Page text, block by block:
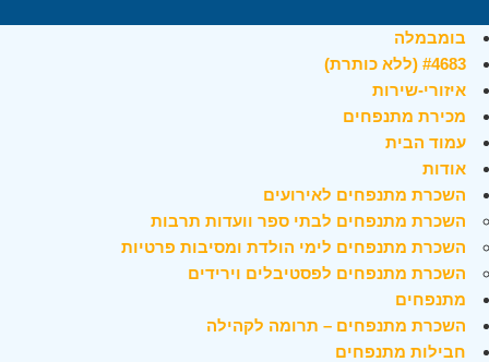
בומבמלה
#4683 (ללא כותרת)
איזורי-שירות
מכירת מתנפחים
עמוד הבית
אודות
השכרת מתנפחים לאירועים
השכרת מתנפחים לבתי ספר וועדות תרבות
השכרת מתנפחים לימי הולדת ומסיבות פרטיות
השכרת מתנפחים לפסטיבלים וירידים
מתנפחים
השכרת מתנפחים – תרומה לקהילה
חבילות מתנפחים